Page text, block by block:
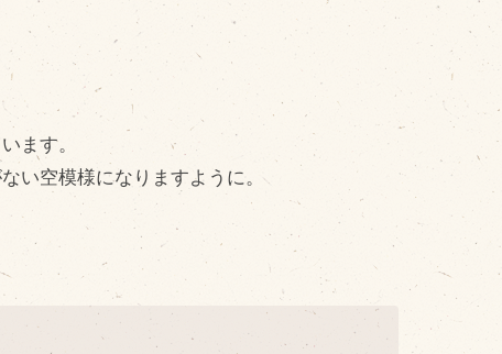
ます。
い空模様になりますように。
フィード